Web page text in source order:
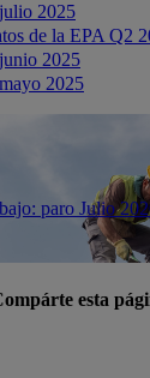
2025
de la EPA Q2
2025
2025
paro Julio
esta